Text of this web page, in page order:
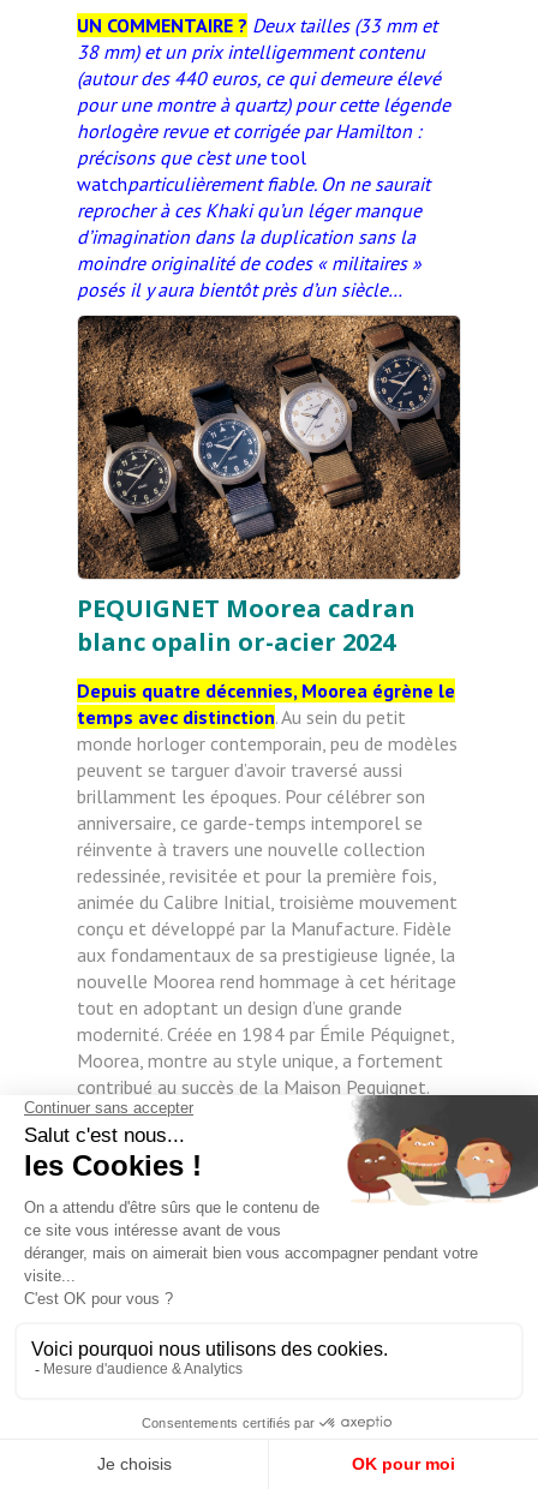
UN COMMENTAIRE ? Deux tailles (33 mm et
38 mm) et un prix intelligemment contenu
(autour des 440 euros, ce qui demeure élevé
pour une montre à quartz) pour cette légende
horlogère revue et corrigée par Hamilton :
précisons que c’est une tool
watchparticulièrement fiable. On ne saurait
reprocher à ces Khaki qu’un léger manque
d’imagination dans la duplication sans la
moindre originalité de codes « militaires »
posés il y aura bientôt près d’un siècle…
PEQUIGNET Moorea cadran
blanc opalin or-acier 2024
Depuis quatre décennies, Moorea égrène le
temps avec distinction. Au sein du petit
monde horloger contemporain, peu de modèles
peuvent se targuer d’avoir traversé aussi
brillamment les époques. Pour célébrer son
anniversaire, ce garde-temps intemporel se
réinvente à travers une nouvelle collection
redessinée, revisitée et pour la première fois,
animée du Calibre Initial, troisième mouvement
conçu et développé par la Manufacture. Fidèle
aux fondamentaux de sa prestigieuse lignée, la
nouvelle Moorea rend hommage à cet héritage
tout en adoptant un design d’une grande
modernité. Créée en 1984 par Émile Péquignet,
Moorea, montre au style unique, a fortement
contribué au succès de la Maison Pequignet.
Elle doit sa belle allure à ses élégantes
proportions, à la fluidité et à la pureté de ses
lignes élancées. Déclinée en versions féminine
et masculine, Moorea a régulièrement été
réinterprétée. Elle a toujours su conserver ses
fondamentaux et plus particulièrement, son
aux autres par d’élégants grains en métal. Avec
constitue la signature de cette collection.
Véritable prouesse technique, il est formé de
maillon oblong. Ce bracelet, façonné tout en
élégance, se révèle en outre très confortable.